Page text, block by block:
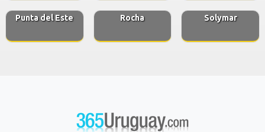
Punta del Este Rocha Solymar